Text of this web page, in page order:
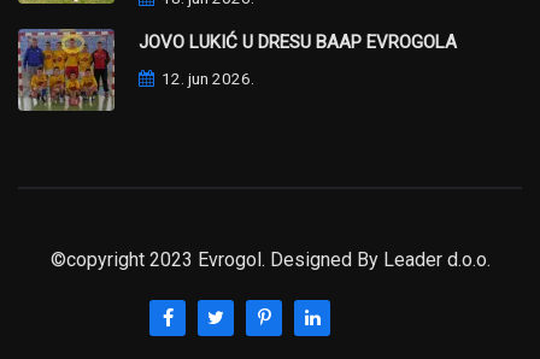
JOVO LUKIĆ U DRESU BAAP EVROGOLA
12. jun 2026.
©copyright 2023 Evrogol. Designed By Leader d.o.o.